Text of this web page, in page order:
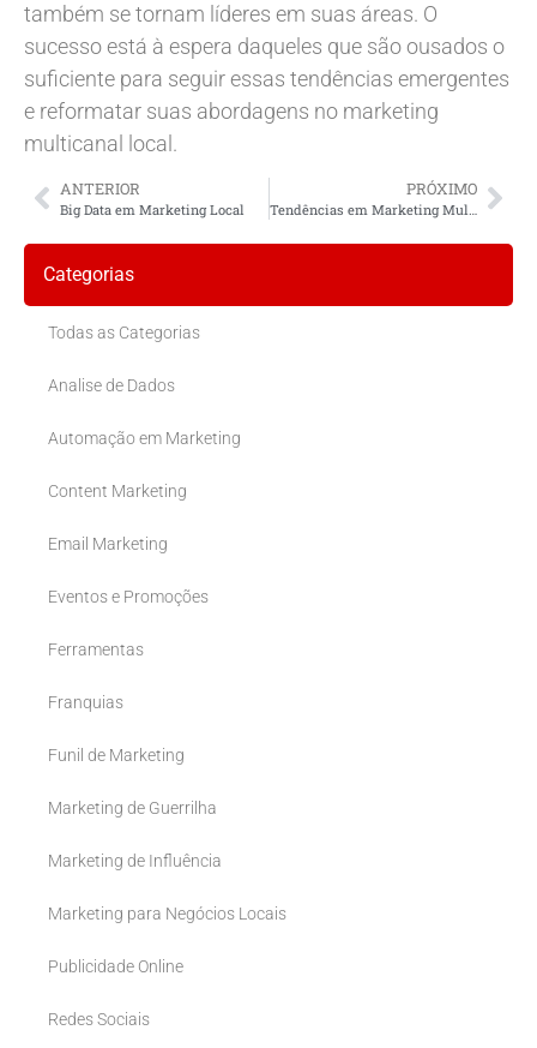
também se tornam líderes em suas áreas. O
sucesso está à espera daqueles que são ousados o
suficiente para seguir essas tendências emergentes
e reformatar suas abordagens no marketing
multicanal local.
ANTERIOR
Big Data em Marketing Local
PRÓXIMO
Categorias
Todas as Categorias
Analise de Dados
Automação em Marketing
Content Marketing
Email Marketing
Eventos e Promoções
Ferramentas
Franquias
Funil de Marketing
Marketing de Guerrilha
Marketing de Influência
Marketing para Negócios Locais
Publicidade Online
Redes Sociais